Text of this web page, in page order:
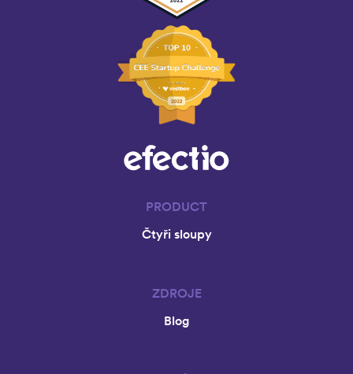
PRODUCT
Čtyři sloupy
ZDROJE
Blog